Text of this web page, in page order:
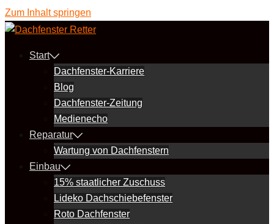
Zum Inhalt springen
Start
Dachfenster-Karriere
Blog
Dachfenster-Zeitung
Medienecho
Reparatur
Wartung von Dachfenstern
Einbau
15% staatlicher Zuschuss
Lideko Dachschiebefenster
Roto Dachfenster